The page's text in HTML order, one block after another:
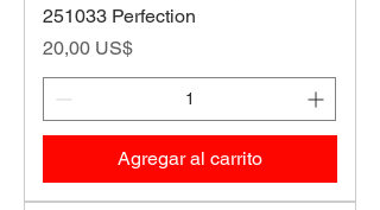
251033 Perfection
Precio
20,00 US$
Agregar al carrito